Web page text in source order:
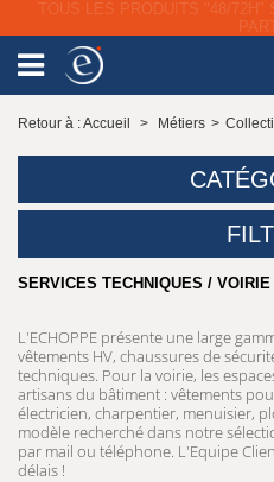
LIVRAISON GRATUITE
Retour à : Accueil > Métiers >
SERVICES TECHNIQUES / VOIRIE
L'ECHOPPE présente une large
vêtements HV, chaussures de
techniques. Pour la voirie, les
artisans du bâtiment : vêtements
électricien, charpentier, menuisier,
modèle recherché dans notre
par mail ou téléphone. L'Equipe
délais !